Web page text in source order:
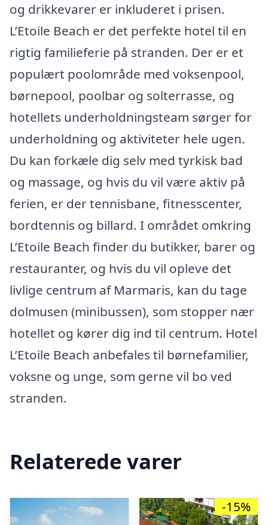
og drikkevarer er inkluderet i prisen.
L’Etoile Beach er det perfekte hotel til en
rigtig familieferie på stranden. Der er et
populært poolområde med voksenpool,
børnepool, poolbar og solterrasse, og
hotellets underholdningsteam sørger for
underholdning og aktiviteter hele ugen.
Du kan forkæle dig selv med tyrkisk bad
og massage, og hvis du vil være aktiv på
ferien, er der tennisbane, fitnesscenter,
bordtennis og billard. I området omkring
L’Etoile Beach finder du butikker, barer og
restauranter, og hvis du vil opleve det
livlige centrum af Marmaris, kan du tage
dolmusen (minibussen), som stopper nær
hotellet og kører dig ind til centrum. Hotel
L’Etoile Beach anbefales til børnefamilier,
voksne og unge, som gerne vil bo ved
stranden.
Relaterede varer
-15%